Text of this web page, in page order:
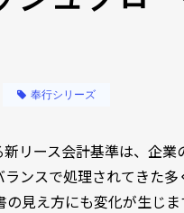
奉行シリーズ
リース会計基準は、企
ンスで処理されてきた
見え方にも変化が生じま